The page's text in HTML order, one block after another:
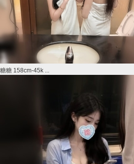
糖糖 158cm-45k ...